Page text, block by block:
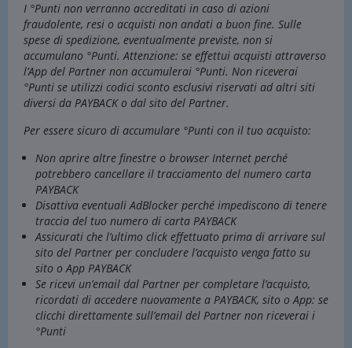
I °Punti non verranno accreditati in caso di azioni
fraudolente, resi o acquisti non andati a buon fine. Sulle
spese di spedizione, eventualmente previste, non si
accumulano °Punti. Attenzione: se effettui acquisti attraverso
l’App del Partner non accumulerai °Punti. Non riceverai
°Punti se utilizzi codici sconto esclusivi riservati ad altri siti
diversi da PAYBACK o dal sito del Partner.
Per essere sicuro di accumulare °Punti con il tuo acquisto:
Non aprire altre finestre o browser Internet perché
potrebbero cancellare il tracciamento del numero carta
PAYBACK
Disattiva eventuali AdBlocker perché impediscono di tenere
traccia del tuo numero di carta PAYBACK
Assicurati che l’ultimo click effettuato prima di arrivare sul
sito del Partner per concludere l’acquisto venga fatto su
sito o App PAYBACK
Se ricevi un’email dal Partner per completare l’acquisto,
ricordati di accedere nuovamente a PAYBACK, sito o App: se
clicchi direttamente sull’email del Partner non riceverai i
°Punti